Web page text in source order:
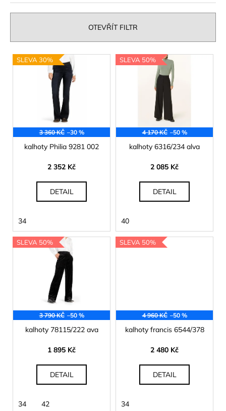
e
í
p
r
t
OTEVŘÍT FILTR
V
r
SLEVA 30%
3 360 KČ –30 %
kalhoty Philia 9281 002
2 352 Kč
DETAIL
34
SLEVA 50%
4 170 KČ –50 %
kalhoty 6316/234 alva
2 085 Kč
DETAIL
40
SLEVA 50%
3 790 KČ –50 %
kalhoty 78115/222 ava
1 895 Kč
DETAIL
34 42
SLEVA 50%
4 960 KČ –50 %
kalhoty francis 6544/378
2 480 Kč
DETAIL
34
o
r